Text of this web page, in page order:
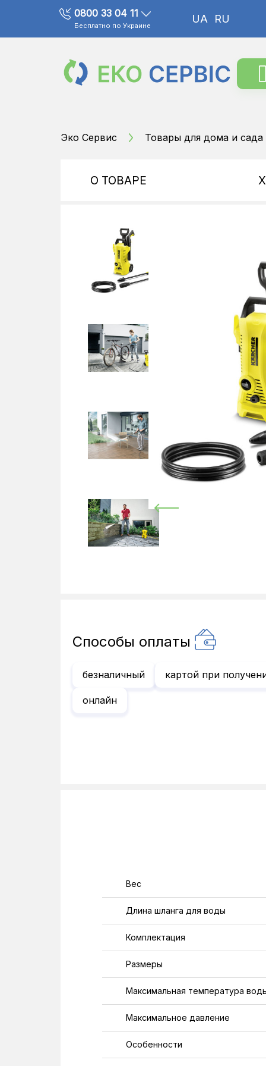
0800 33 04 11
Бесплатно по Украине
UA RU
Эко Сервис Товары для дома и сада
О ТОВАРЕ
Способы оплаты
безналичный картой при
онлайн
Вес
Длина шланга для воды
Комплектация
Размеры
Максимальная температура
Максимальное давление
Особенности